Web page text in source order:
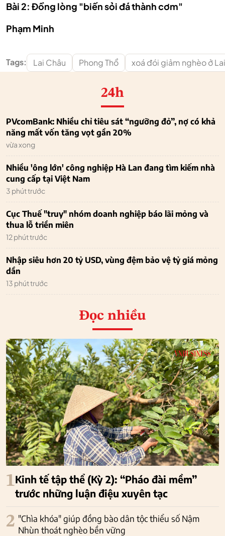
Bài 2: Đồng lòng "biến sỏi đá thành cơm"
Phạm Minh
Tags: Lai Châu Phong Thổ xoá đói giảm nghèo ở
24h
PVcomBank: Nhiều chỉ tiêu sát “ngưỡng đỏ”, nợ có khả
năng mất vốn tăng vọt gần 20%
vừa xong
Nhiều 'ông lớn' công nghiệp Hà Lan đang tìm kiếm nhà
cung cấp tại Việt Nam
3 phút trước
Cục Thuế "truy" nhóm doanh nghiệp báo lãi mỏng và
thua lỗ triền miên
12 phút trước
Nhập siêu hơn 20 tỷ USD, vùng đệm bảo vệ tỷ giá mỏng
dần
13 phút trước
Đọc nhiều
1Kinh tế tập thể (Kỳ 2): “Pháo đài mềm”
trước những luận điệu xuyên tạc
2 "Chìa khóa" giúp đồng bào dân tộc thiểu số Nậm
Nhùn thoát nghèo bền vững